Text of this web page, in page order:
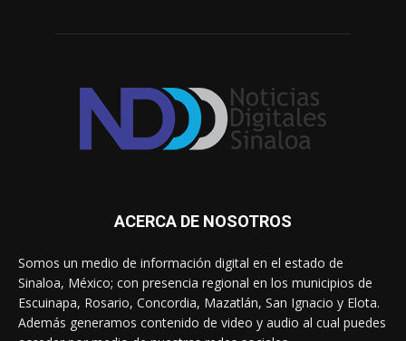
ACERCA DE NOSOTROS
Somos un medio de información digital en el estado de
Sinaloa, México; con presencia regional en los municipios de
Escuinapa, Rosario, Concordia, Mazatlán, San Ignacio y Elota.
Además generamos contenido de video y audio al cual puedes